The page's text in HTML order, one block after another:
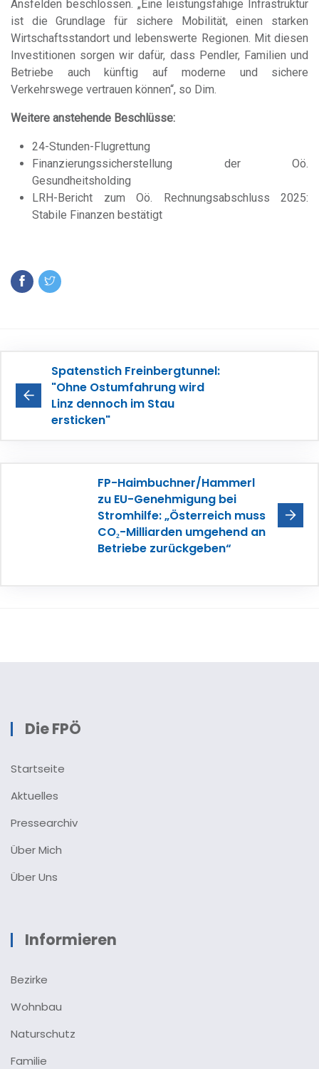
Ansfelden beschlossen. „Eine leistungsfähige Infrastruktur
ist die Grundlage für sichere Mobilität, einen starken
Wirtschaftsstandort und lebenswerte Regionen. Mit diesen
Investitionen sorgen wir dafür, dass Pendler, Familien und
Betriebe auch künftig auf moderne und sichere
Verkehrswege vertrauen können“, so Dim.
Weitere anstehende Beschlüsse:
24-Stunden-Flugrettung
Finanzierungssicherstellung der Oö.
Gesundheitsholding
LRH-Bericht zum Oö. Rechnungsabschluss 2025:
Stabile Finanzen bestätigt
Spatenstich Freinbergtunnel:
"Ohne Ostumfahrung wird
Linz dennoch im Stau
ersticken"
FP-Haimbuchner/Hammerl
zu EU-Genehmigung bei
Stromhilfe: „Österreich muss
CO₂-Milliarden umgehend an
Betriebe zurückgeben“
Die FPÖ
Startseite
Aktuelles
Pressearchiv
Über Mich
Über Uns
Informieren
Bezirke
Wohnbau
Naturschutz
Familie